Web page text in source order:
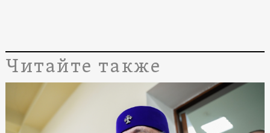
Читайте также